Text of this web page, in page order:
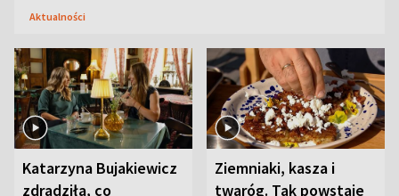
Aktualności
Katarzyna Bujakiewicz
zdradziła, co
Ziemniaki, kasza i
twaróg. Tak powstaje